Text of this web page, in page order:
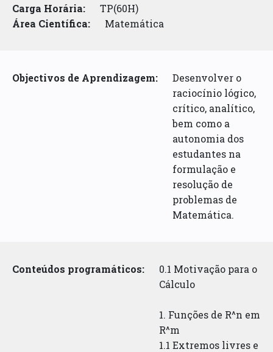
Carga Horária:
TP(60H)
Área Científica:
Matemática
Objectivos de Aprendizagem:
Desenvolver o
raciocínio lógico,
crítico, analítico,
bem como a
autonomia dos
estudantes na
formulação e
resolução de
problemas de
Matemática.
Conteúdos programáticos:
0.1 Motivação para o
Cálculo
1. Funções de R^n em
R^m
1.1 Extremos livres e